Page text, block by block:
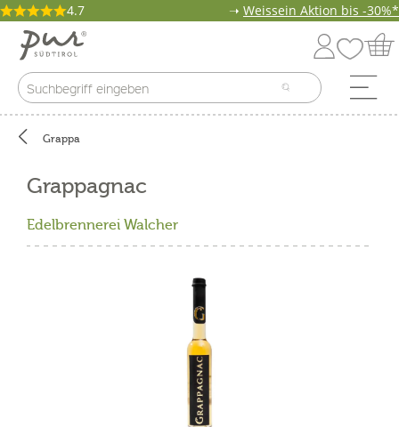
4.7 ➝ Weissein Aktion bis -30%*
Grappa
Grappagnac
Edelbrennerei Walcher